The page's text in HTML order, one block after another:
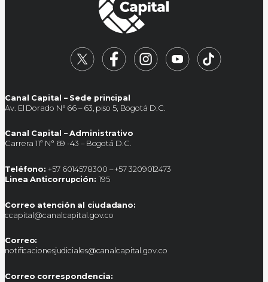
Canal Capital – Sede principal
Av. El Dorado N° 66 – 63, piso 5, Bogotá D.C.
Canal Capital – Administrativo
Carrera 11ª N° 69 -43 – Bogotá D.C.
Teléfono: +57 6014578300 – +57 3209012473
Linea Anticorrupción: 195
Correo atención al ciudadano:
ccapital@canalcapital.gov.co
Correo:
notificacionesjudiciales@canalcapital.gov.co
Correo correspondencia: